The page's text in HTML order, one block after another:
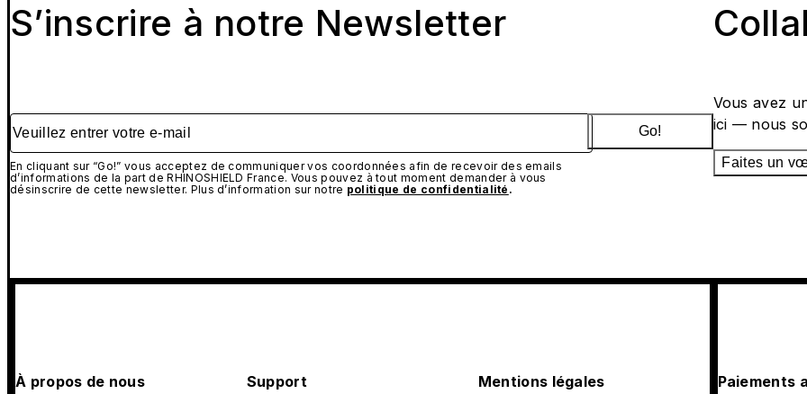
S’inscrire à notre Newsletter
Veuillez entrer votre e-mail
En cliquant sur “Go!” vous acceptez de communiquer vos coordonnées afin de recevoir des emails
d’informations de la part de RHINOSHIELD France. Vous pouvez à tout moment demander à vous
désinscrire de cette newsletter. Plus d’information sur notre politique de confidentialité .
Go!
Vous avez
ici — nous
Faites un
À propos de nous Support Mentions légales Paiements